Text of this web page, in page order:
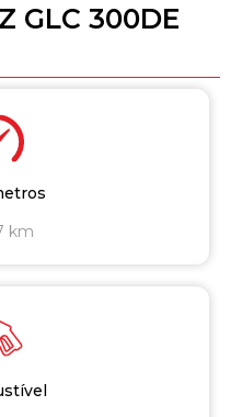
GLC 300DE
km